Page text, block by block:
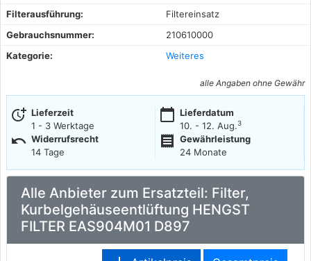
Filterausführung:
Filtereinsatz
Gebrauchsnummer:
210610000
Kategorie:
Weiteres
alle Angaben ohne Gewähr
more_time Lieferzeit
1 - 3 Werktage
calendar_today Lieferdatum
10. - 12. Aug.3
undo Widerrufsrecht
14 Tage
receipt
Gewährleistung
24 Monate
Alle Anbieter zum Ersatzteil: Filter,
Kurbelgehäuseentlüftung HENGST
FILTER EAS904M01 D897